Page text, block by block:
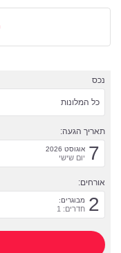
נכס
כל המלונות
תאריך הגעה:
7 אוגוסט 2026
יום שישי
אורחים:
2 מבוגרים:
חדרים: 1